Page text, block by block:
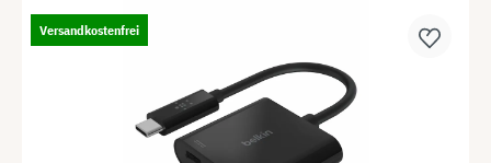
Versandkostenfrei